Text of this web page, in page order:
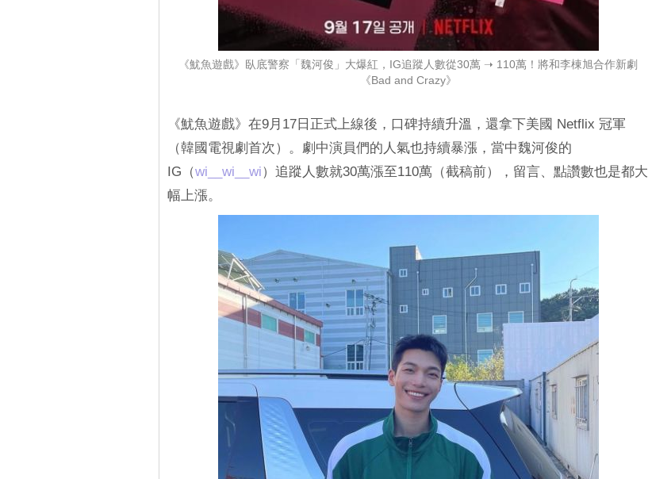
《魷魚遊戲》臥底警察「魏河俊」大爆紅，IG追蹤人數從30萬 ➝ 110萬！將和李棟旭合作新劇
《Bad and Crazy》
《魷魚遊戲》在9月17日正式上線後，口碑持續升溫，還拿下美國 Netflix 冠軍
（韓國電視劇首次）。劇中演員們的人氣也持續暴漲，當中魏河俊的
IG（wi__wi__wi）追蹤人數就30萬漲至110萬（截稿前），留言、點讚數也是都大
幅上漲。